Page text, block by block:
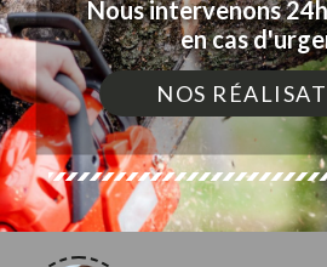
Nous intervenons
en cas
NOS